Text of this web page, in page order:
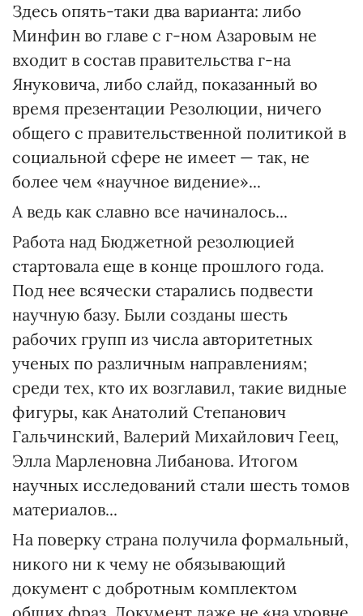
Здесь опять-таки два варианта: либо
Минфин во главе с г-ном Азаровым не
входит в состав правительства г-на
Януковича, либо слайд, показанный во
время презентации Резолюции, ничего
общего с правительственной политикой в
социальной сфере не имеет — так, не
более чем «научное видение»...
А ведь как славно все начиналось...
Работа над Бюджетной резолюцией
стартовала еще в конце прошлого года.
Под нее всячески старались подвести
научную базу. Были созданы шесть
рабочих групп из числа авторитетных
ученых по различным направлениям;
среди тех, кто их возглавил, такие видные
фигуры, как Анатолий Степанович
Гальчинский, Валерий Михайлович Геец,
Элла Марленовна Либанова. Итогом
научных исследований стали шесть томов
материалов...
На поверку страна получила формальный,
никого ни к чему не обязывающий
документ с добротным комплектом